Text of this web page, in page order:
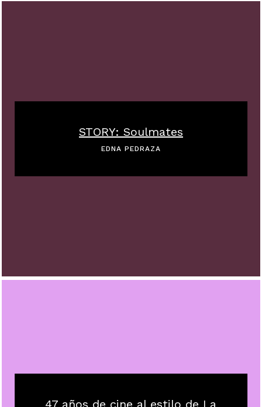
STORY: Soulmates
EDNA PEDRAZA
47 años de cine al estilo de La